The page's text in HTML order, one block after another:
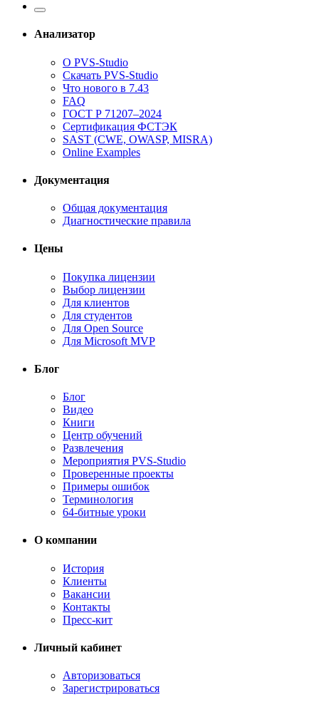
Анализатор
О PVS-Studio
Скачать PVS-Studio
Что нового в 7.43
FAQ
ГОСТ Р 71207–2024
Сертификация ФСТЭК
SAST (CWE, OWASP, MISRA)
Online Examples
Документация
Общая документация
Диагностические правила
Цены
Покупка лицензии
Выбор лицензии
Для клиентов
Для студентов
Для Open Source
Для Microsoft MVP
Блог
Блог
Видео
Книги
Центр обучений
Развлечения
Мероприятия PVS-Studio
Проверенные проекты
Примеры ошибок
Терминология
64-битные уроки
О компании
История
Клиенты
Вакансии
Контакты
Пресс-кит
Личный кабинет
Авторизоваться
Зарегистрироваться